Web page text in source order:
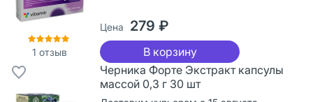
1 отзыв
Цена 279 ₽
В корзину
Черника Форте Экстракт капсулы
массой 0,3 г 30 шт